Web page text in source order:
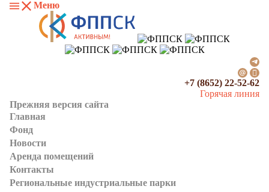
Меню
+7 (8652) 22-52-62
Горячая линия
Прежняя версия сайта
Главная
Фонд
Новости
Аренда помещений
Контакты
Региональные индустриальные парки